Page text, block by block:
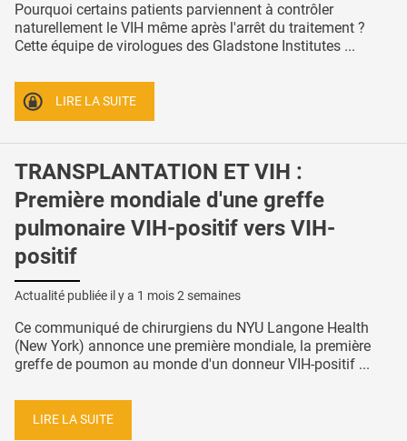
Pourquoi certains patients parviennent à contrôler
naturellement le VIH même après l'arrêt du traitement ?
Cette équipe de virologues des Gladstone Institutes ...
LIRE LA SUITE
TRANSPLANTATION ET VIH :
Première mondiale d'une greffe
pulmonaire VIH-positif vers VIH-
positif
Actualité publiée il y a 1 mois 2 semaines
Ce communiqué de chirurgiens du NYU Langone Health
(New York) annonce une première mondiale, la première
greffe de poumon au monde d'un donneur VIH-positif ...
LIRE LA SUITE